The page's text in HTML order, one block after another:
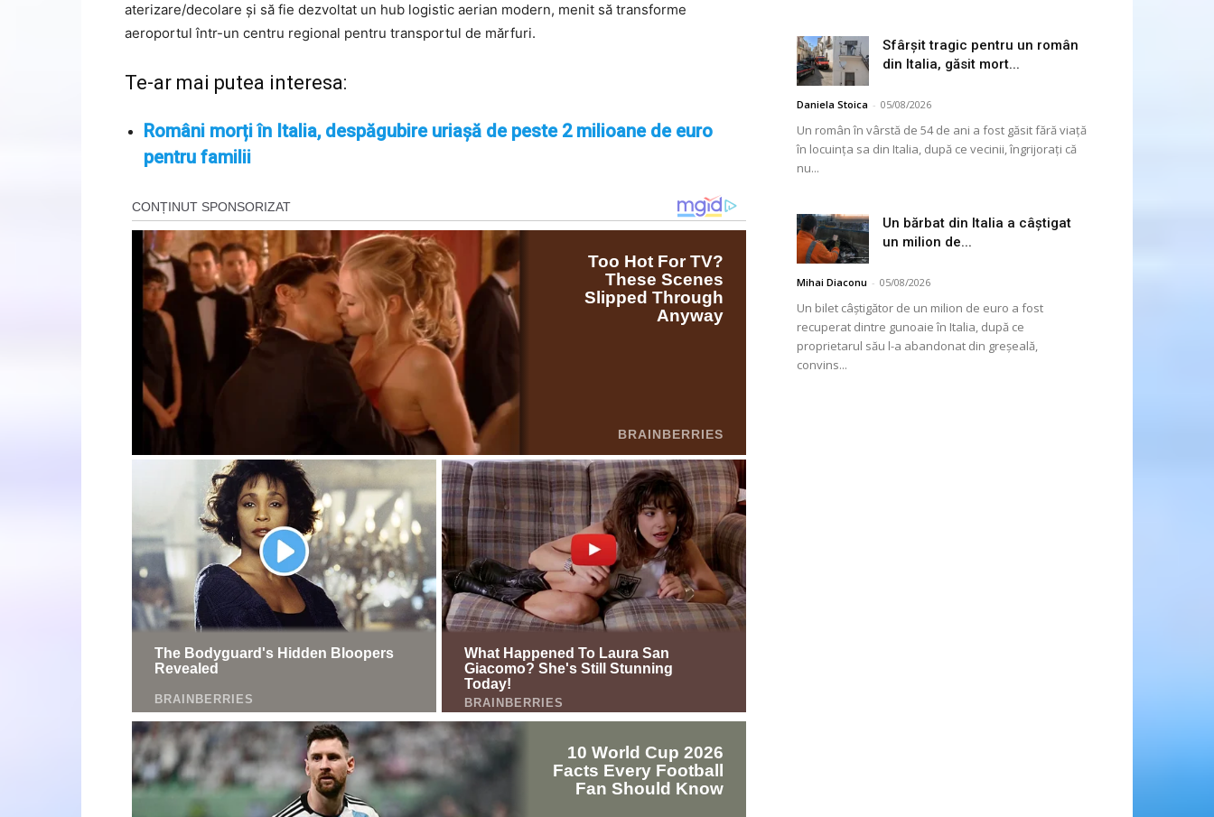
aterizare/decolare și să fie dezvoltat un hub logistic aerian modern, menit să transforme
aeroportul într-un centru regional pentru transportul de mărfuri.
Te-ar mai putea interesa:
Români morți în Italia, despăgubire uriașă de peste 2 milioane de euro
pentru familii
Sfârșit tragic pentru un român
din Italia, găsit mort...
Daniela Stoica - 05/08/2026
Un român în vârstă de 54 de ani a fost găsit fără viață
în locuința sa din Italia, după ce vecinii, îngrijorați că
nu...
Un bărbat din Italia a câștigat
un milion de...
Mihai Diaconu - 05/08/2026
Un bilet câștigător de un milion de euro a fost
recuperat dintre gunoaie în Italia, după ce
proprietarul său l-a abandonat din greșeală,
convins...